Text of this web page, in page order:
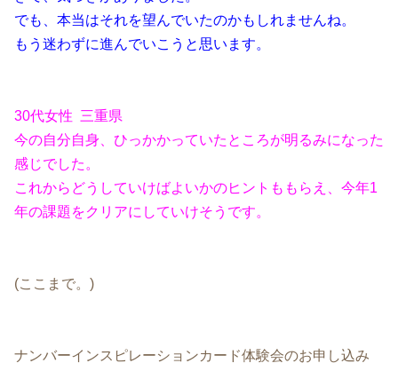
でも、本当はそれを望んでいたのかもしれませんね。
もう迷わずに進んでいこうと思います。
30代女性 三重県
今の自分自身、ひっかかっていたところが明るみになった
感じでした。
これからどうしていけばよいかのヒントももらえ、今年1
年の課題をクリアにしていけそうです。
(ここまで。)
ナンバーインスピレーションカード体験会のお申し込み